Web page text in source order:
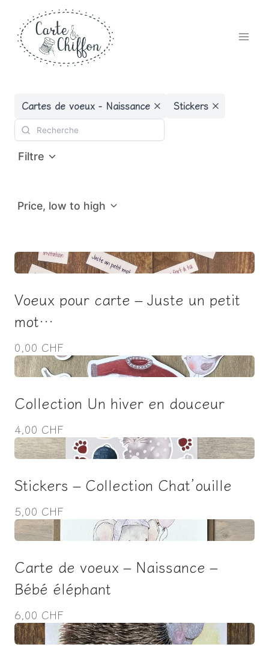
contenu
Cartes de voeux - Naissance Stickers
Filtre
Price, low to high
Voeux pour carte – Juste un petit
mot…
0,00 CHF
Collection Un hiver en douceur
4,00 CHF
Stickers – Collection Chat’ouille
5,00 CHF
Carte de voeux – Naissance –
Bébé éléphant
6,00 CHF